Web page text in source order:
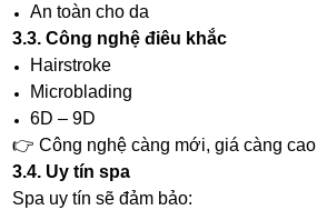
An toàn cho da
3.3. Công nghệ điêu khắc
Hairstroke
Microblading
6D – 9D
👉 Công nghệ càng mới, giá càng cao
3.4. Uy tín spa
Spa uy tín sẽ đảm bảo: